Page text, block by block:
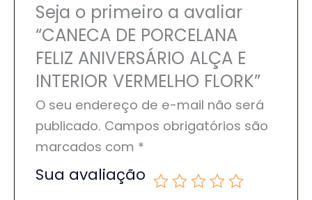
Seja o primeiro a avaliar
“CANECA DE PORCELANA
FELIZ ANIVERSÁRIO ALÇA E
INTERIOR VERMELHO FLORK”
O seu endereço de e-mail não será
publicado. Campos obrigatórios são
marcados com *
Sua avaliação